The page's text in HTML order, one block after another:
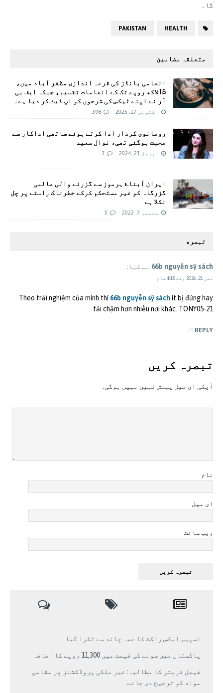
گا۔
HEALTH
PAKISTAN
متعلقہ مضامین
انعامی بانڈز کی قرعہ اندازی مظفر آباد میں،
15 لاکھ روپے تک کے انعامات تقسيم، جبکہ ایف بی
آر نے اپنے ٹیکس کی شرحوں کو اپ ڈیٹ کر دیا ہے۔
اکتوبر 17, 2025 398
رومانوی کردار ادا کرتے ہوئے ساتھی اداکار سے
محبت ہوگئی تھی، نوال سعید
اپریل 21, 2024 3
ايران آبناۓ ہرموز سے گزرنے والی عالمی
گزرگاہ کو غير مستحکم کرکے خطرناک راستے پر چل
نکلا ہے
ستمبر 7, 2022 5
تبصره
66b nguyễn sỹ sách نے کہا:
مئی 21, 2026 وقت 4:15 شام
Theo trải nghiệm của mình thì 66b nguyễn sỹ sách ít bị đứng hay
tải chậm hơn nhiều nơi khác. TONY05-21
REPLY
تبصرہ کريں
آپکی ای ميل پبلش نہيں نہيں ہوگی.
نام
ای میل
ویب سائٹ
اسپیس ایکس راکٹ کا حصہ چاند سے ٹکرا گیا
پاکستان میں سونے کی قیمت میں 11,300 روپے کا اضافہ
فیصل قریشی کا مطالبہ: غیر ملکی پروڈکشنز پر مقامی
مواد کو ترجیح دی جائے